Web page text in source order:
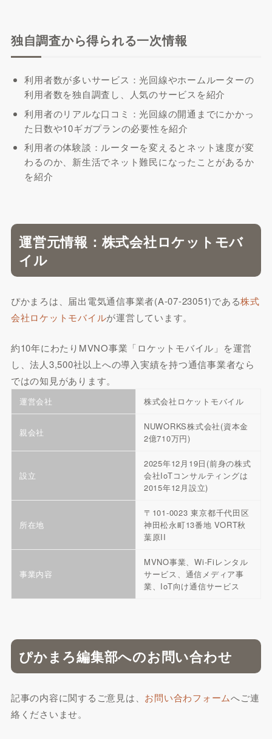
独自調査から得られる一次情報
利用者数が多いサービス：光回線やホームルーターの
利用者数を独自調査し、人気のサービスを紹介
利用者のリアルな口コミ：光回線の開通までにかかっ
た日数や10ギガプランの必要性を紹介
利用者の体験談：ルーターを変えるとネット速度が変
わるのか、新生活でネット難民になったことがあるか
を紹介
運営元情報：株式会社ロケットモバ
イル
ぴかまろは、届出電気通信事業者(A-07-23051)である株式
会社ロケットモバイルが運営しています。
約10年にわたりMVNO事業「ロケットモバイル」を運営
し、法人3,500社以上への導入実績を持つ通信事業者なら
ではの知見があります。
運営会社 株式会社ロケットモバイル
親会社
NUWORKS株式会社(資本金
2億710万円)
設立
2025年12月19日(前身の株式
会社IoTコンサルティングは
2015年12月設立)
所在地
〒101-0023 東京都千代田区
神田松永町13番地 VORT秋
葉原II
事業内容
MVNO事業、Wi-Fiレンタル
サービス、通信メディア事
業、IoT向け通信サービス
ぴかまろ編集部へのお問い合わせ
記事の内容に関するご意見は、 お問い合わフォームへご連
絡くださいませ。